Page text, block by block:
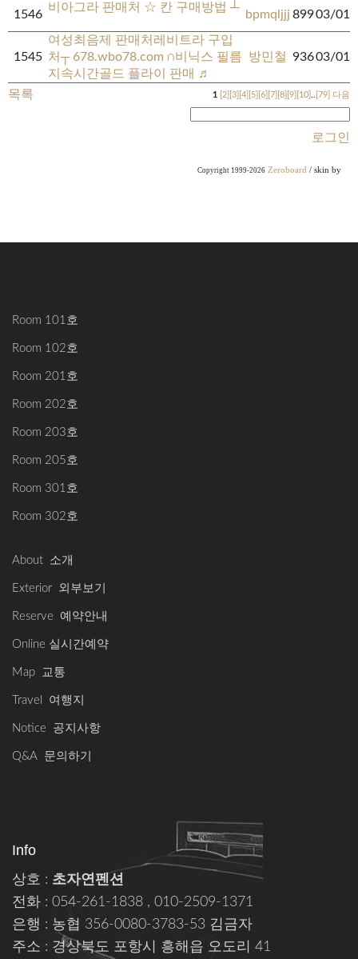
1546
비아그라 판매처 ☆ 칸 구매방법 ┴
bpmqljjj 89903/01
1545
여성최음제 판매처레비트라 구입
처┬ 678.wbo78.com ∩비닉스 필름
지속시간골드 플라이 판매 ♬
방민철 93603/01
목록 1 [2] [3] [4] [5] [6] [7] [8] [9] [10] [79] 다음
로그인
Copyright 1999-2026 Zeroboard / skin by
Room 101호
Room 102호
Room 201호
Room 202호
Room 203호
Room 205호
Room 301호
Room 302호
About 소개
Exterior 외부보기
Reserve 예약안내
Online 실시간예약
Map 교통
Travel 여행지
Notice 공지사항
Q&A 문의하기
Info
상호 : 초자연펜션
전화 : 054-261-1838 , 010-2509-1371
은행 : 농협 356-0080-3783-53 김금자
주소 : 경상북도 포항시 흥해읍 오도리 41